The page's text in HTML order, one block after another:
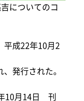
についてのコ
成22年10月2
発行された。
10月14日 刊